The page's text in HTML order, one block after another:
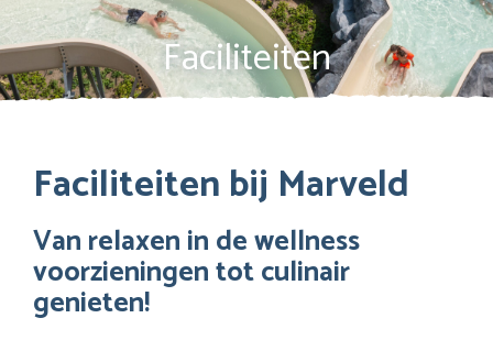
Faciliteiten
Faciliteiten bij Marveld
Van relaxen in de wellness
voorzieningen tot culinair
genieten!